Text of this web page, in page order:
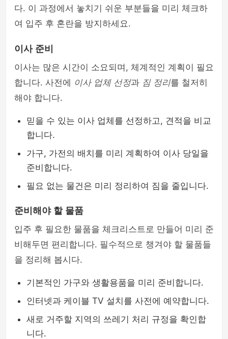
다. 이 과정에서 놓치기 쉬운 부분들을 미리 체크하
여 입주 후 혼란을 방지하세요.
이사 준비
이사는 많은 시간이 소요되며, 체계적인 계획이 필요
합니다. 사전에 이사 업체 선정과 짐 정리를 철저히
해야 합니다.
믿을 수 있는 이사 업체를 선정하고, 견적을 비교
합니다.
가구, 가전의 배치를 미리 계획하여 이사 당일을
준비합니다.
필요 없는 물건은 미리 정리하여 짐을 줄입니다.
준비해야 할 물품
입주 후 필요한 물품을 체크리스트로 만들어 미리 준
비해두면 편리합니다. 필수적으로 챙겨야 할 물품들
을 정리해 봅시다.
기본적인 가구와 생활용품을 미리 준비합니다.
인터넷과 케이블 TV 설치를 사전에 예약합니다.
새로 거주할 지역의 쓰레기 처리 규정을 확인합
니다.